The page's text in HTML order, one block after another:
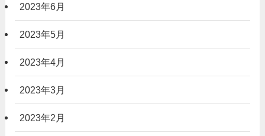
2023年6月
2023年5月
2023年4月
2023年3月
2023年2月